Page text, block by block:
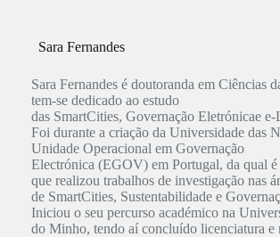
Sara Fernandes
Sara Fernandes é doutoranda em Ciências
tem-se dedicado ao estudo
das SmartCities, Governação Eletrónicae
Foi durante a criação da Universidade das
Unidade Operacional em Governação
Electrónica (EGOV) em Portugal, da qual é
que realizou trabalhos de investigação nas
de SmartCities, Sustentabilidade e
Iniciou o seu percurso académico na
do Minho, tendo aí concluído licenciatura e